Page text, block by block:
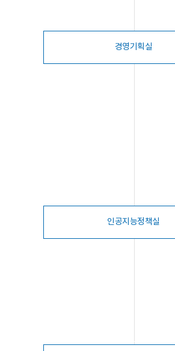
경영기획실
인공지능정책실